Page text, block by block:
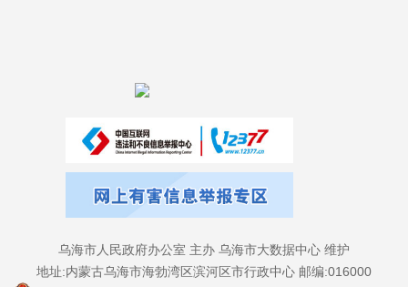
乌海市人民政府办公室 主办 乌海市大数据中心 维护
地址:内蒙古乌海市海勃湾区滨河区市行政中心 邮编:016000